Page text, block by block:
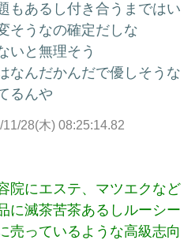
もあるし付き合うまではい
そうなの確定だしな
いと無理そう
なんだかんだで優しそうな
るんや
11/28(木) 08:25:14.82
院にエステ、マツエクなど
に滅茶苦茶あるしルーシー
売っているような高級志向